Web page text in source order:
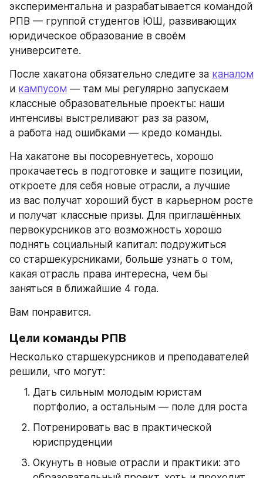
экспериментальна и разрабатывается командой
РПВ — группой студентов ЮШ, развивающих
юридическое образование в своём
университете.
После хакатона обязательно следите за каналом
и кампусом — там мы регулярно запускаем
классные образовательные проекты: наши
интенсивы выстреливают раз за разом,
а работа над ошибками — кредо команды.
На хакатоне вы посоревнуетесь, хорошо
прокачаетесь в подготовке и защите позиции,
откроете для себя новые отрасли, а лучшие
из вас получат хороший буст в карьерном росте
и получат классные призы. Для приглашённых
первокурсников это возможность хорошо
поднять социальный капитал: подружиться
со старшекурсниками, больше узнать о том,
какая отрасль права интересна, чем бы
заняться в ближайшие 4 года.
Вам понравится.
Цели команды РПВ
Несколько старшекурсников и преподавателей
решили, что могут:
Дать сильным молодым юристам
портфолио, а остальным — поле для роста
Потренировать вас в практической
юриспруденции
Окунуть в новые отрасли и практики: это